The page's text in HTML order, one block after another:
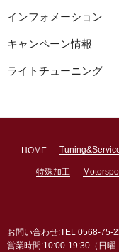
インフォメーション
キャンペーン情報
ライトチューニング
HOME
特殊加工
お問い合わせ:TEL 0568-75-
営業時間:10:00-19:30（日曜